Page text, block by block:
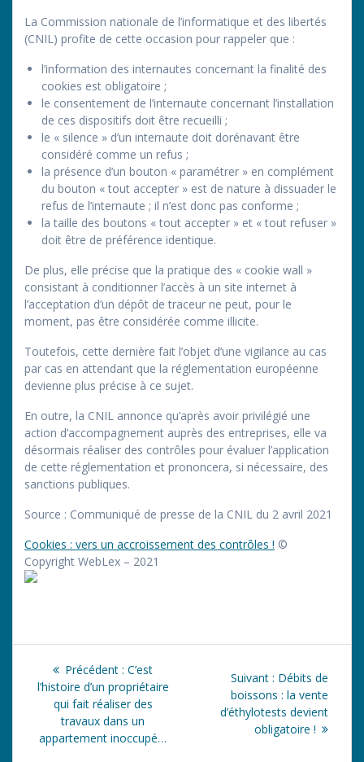
La Commission nationale de l’informatique et des libertés
(CNIL) profite de cette occasion pour rappeler que :
l’information des internautes concernant la finalité des
cookies est obligatoire ;
le consentement de l’internaute concernant l’installation
de ces dispositifs doit être recueilli ;
le « silence » d’un internaute doit dorénavant être
considéré comme un refus ;
la présence d’un bouton « paramétrer » en complément
du bouton « tout accepter » est de nature à dissuader le
refus de l’internaute ; il n’est donc pas conforme ;
la taille des boutons « tout accepter » et « tout refuser »
doit être de préférence identique.
De plus, elle précise que la pratique des « cookie wall »
consistant à conditionner l’accès à un site internet à
l’acceptation d’un dépôt de traceur ne peut, pour le
moment, pas être considérée comme illicite.
Toutefois, cette dernière fait l’objet d’une vigilance au cas
par cas en attendant que la réglementation européenne
devienne plus précise à ce sujet.
En outre, la CNIL annonce qu’après avoir privilégié une
action d’accompagnement auprès des entreprises, elle va
désormais réaliser des contrôles pour évaluer l’application
de cette réglementation et prononcera, si nécessaire, des
sanctions publiques.
Source : Communiqué de presse de la CNIL du 2 avril 2021
Cookies : vers un accroissement des contrôles ! ©
Copyright WebLex – 2021
Navigation
de
l’article
Précédent : Article
précédent
:
C’est
l’histoire d’un propriétaire
qui fait réaliser des
travaux dans un
appartement inoccupé…
Suivant : Article
suivant
:
Débits de
boissons : la vente
d’éthylotests devient
obligatoire !